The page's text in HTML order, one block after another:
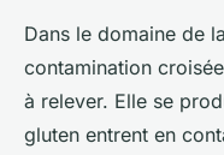
Dans le domaine de
contamination
à relever. Elle se
gluten entrent en